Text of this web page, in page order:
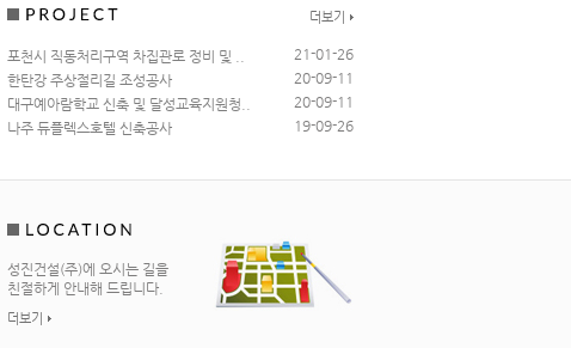
포천시 직동처리구역 차집관로 정비 및 ..
21-01-26
한탄강 주상절리길 조성공사
20-09-11
대구예아람학교 신축 및 달성교육지원청..
20-09-11
나주 듀플렉스호텔 신축공사
19-09-26
더보기
성진건설(주)에 오시는 길을
친절하게 안내해 드립니다.
더보기